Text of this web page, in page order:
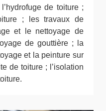
de toiture ;
; les travaux de
et le nettoyage de
de gouttière ; la
et la peinture sur
de toiture ; l’isolation